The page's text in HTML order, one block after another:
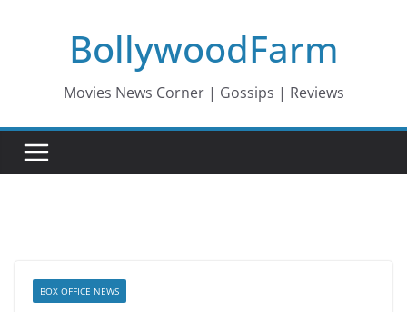
BollywoodFarm
Movies News Corner | Gossips | Reviews
BOX OFFICE NEWS